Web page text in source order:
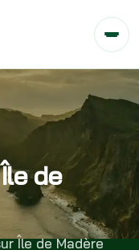
de
Île de Madère